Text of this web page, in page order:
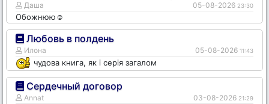
Даша 05-08-2026 23:30
Обожнюю☺️
Любовь в полдень
Илона 05-08-2026 11:43
чудова книга, як і серія загалом
Сердечный договор
Annat 03-08-2026 21:29